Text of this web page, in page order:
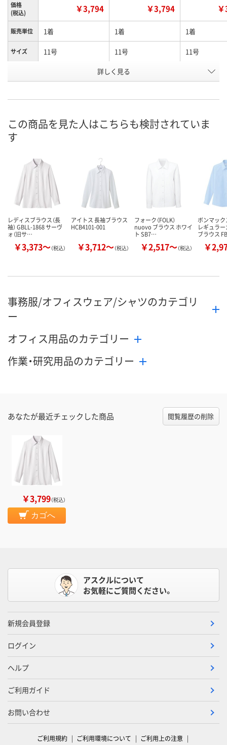
価格
(税込)
￥3,794 ￥3,794
販売単位 1着 1着 1着
サイズ 11号 11号 11号
ブルー ラベンダー
号
お届け日
数量
カゴへ
詳しく見る
この商品を見た人はこちらも検討されていま
す
レディスブラウス（長
袖） GBLL-1868 サーヴ
ォ（旧サ…
￥3,373～（税込）
アイトス 長袖ブラウス
HCB4101-001
￥3,712～（税込）
フォーク（FOLK）
nuovo ブラウス ホワイ
ト SB7…
￥2,517～（税込）
ボンマッ
レギュラ
ブラウス
￥
事務服/オフィスウェア/シャツのカテゴリ
ー
オフィス用品のカテゴリー
作業・研究用品のカテゴリー
あなたが最近チェックした商品 閲覧履歴の削除
￥3,799（税込）
カゴへ
アスクルについて
お気軽にご質問ください。
新規会員登録
ログイン
ヘルプ
ご利用ガイド
お問い合わせ
ご利用規約 ご利用環境について ご利用上の注意